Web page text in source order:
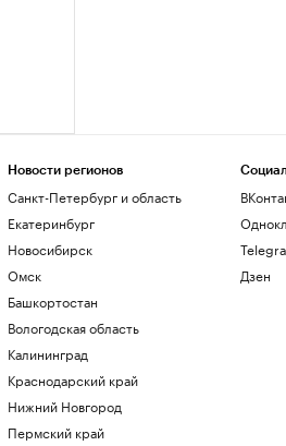
Новости регионов
Санкт-Петербург и область
Екатеринбург
Новосибирск
Омск
Башкортостан
Вологодская область
Калининград
Краснодарский край
Нижний Новгород
Пермский край
Дзен